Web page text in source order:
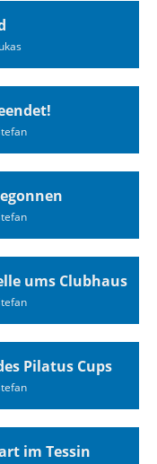
ums Clubhaus
Pilatus Cups
im Tessin